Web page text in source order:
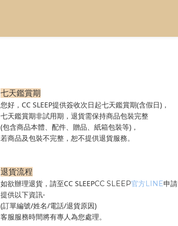
七天鑑賞期
您好，CC SLEEP提供簽收次日起七天鑑賞期(含假日)，
七天鑑賞期非試用期， 退貨需保持商品包裝完整
(包含商品本體、配件、贈品、紙箱包裝等)，
若商品及包裝不完整，恕不提供退貨服務。
退貨流程
如欲辦理退貨，請至CC SLEEPCC SLEEP官方LINE申請
提供以下資訊-
(訂單編號/姓名/電話/退貨原因)
客服服務時間將有專人為您處理。